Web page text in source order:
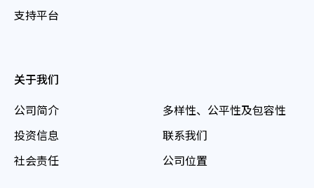
支持平台
关于我们
公司简介
投资信息
社会责任
多样性、公平性及包容性
联系我们
公司位置